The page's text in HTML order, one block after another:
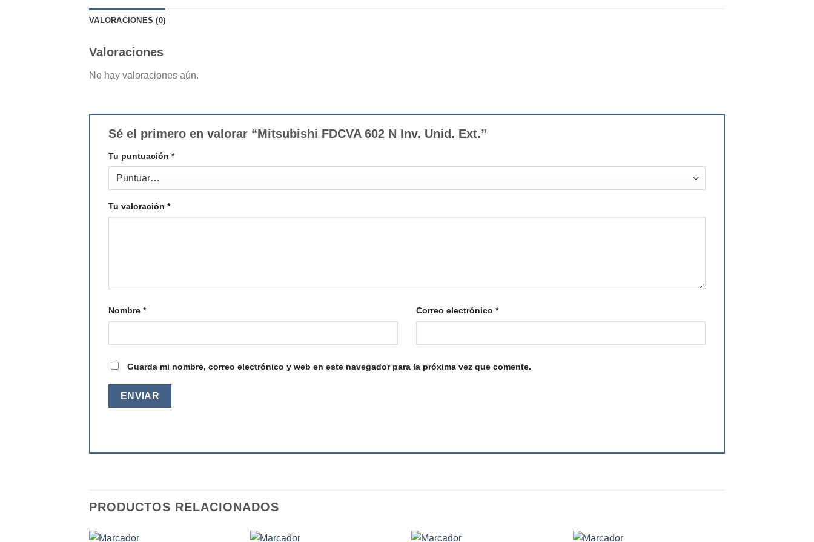
VALORACIONES (0)
Valoraciones
No hay valoraciones aún.
Sé el primero en valorar “Mitsubishi FDCVA 602 N Inv. Unid. Ext.”
Tu puntuación *
Tu valoración *
Nombre * Correo electrónico *
Guarda mi nombre, correo electrónico y web en este navegador para la próxima vez que comente.
PRODUCTOS RELACIONADOS